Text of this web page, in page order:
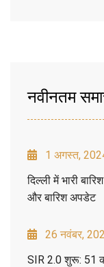
नवीनतम
1 अगस्त,
दिल्ली में भारी
और बारिश अपडेट
26 नवंबर,
SIR 2.0 शुरू: 51